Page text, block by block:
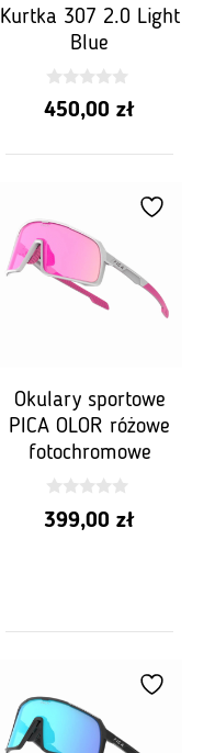
Kurtka 307 2.0 Light
Blue
0
z
450,00 zł
Okulary sportowe
PICA OLOR różowe
fotochromowe
0
z
399,00 zł